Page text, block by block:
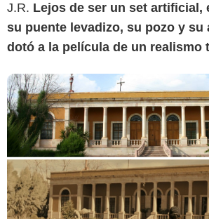
J.R. Lejos de ser un set artificial,
su puente levadizo, su pozo y su
dotó a la película de un realismo